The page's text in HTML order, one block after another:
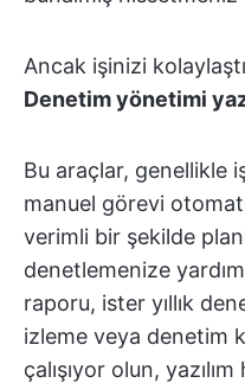
Ancak işinizi
Denetim yönetimi
Bu araçlar, genellikle
manuel görevi
verimli bir şekilde
denetlemenize
raporu, ister yıllık
izleme veya denetim
çalışıyor olun,